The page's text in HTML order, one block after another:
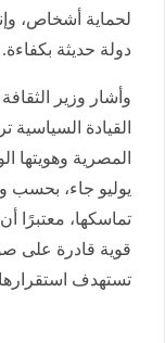
لحماية أشخاص،
دولة حديثة بكفاءة.
وأشار وزير
القيادة
يوليو جاء، بحسب
تماسكها، معتبرًا
قوية قادرة على
تستهدف